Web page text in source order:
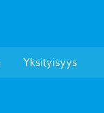
Yksityisyys